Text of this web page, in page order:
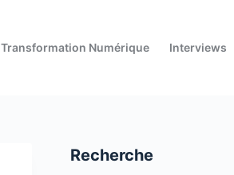
Transformation Numérique Interviews
Recherche